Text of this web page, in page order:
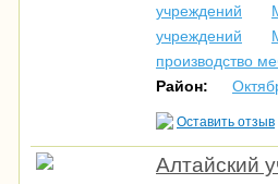
учреждений
учреждений
производство
Район:
Оставить отзыв
Алтайский